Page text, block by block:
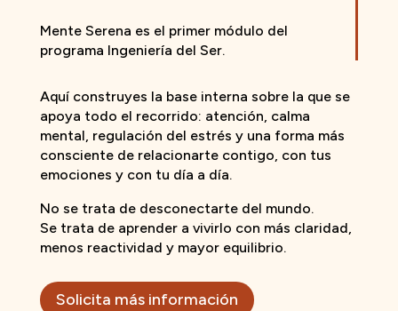
Mente Serena es el primer módulo del
programa Ingeniería del Ser.
Aquí construyes la base interna sobre la que se
apoya todo el recorrido: atención, calma
mental, regulación del estrés y una forma más
consciente de relacionarte contigo, con tus
emociones y con tu día a día.
No se trata de desconectarte del mundo.
Se trata de aprender a vivirlo con más claridad,
menos reactividad y mayor equilibrio.
Solicita más información